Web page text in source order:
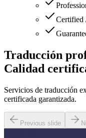
Certified
Traducción
Calidad
Servicios de traducción
certificada garantizada.
Previous slide